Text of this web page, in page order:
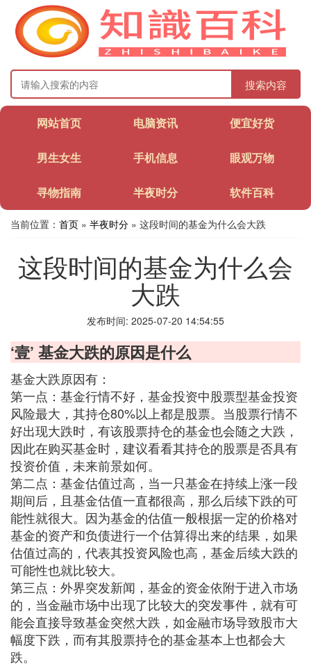
搜索内容
网站首页 电脑资讯 便宜好货
男生女生 手机信息 眼观万物
寻物指南 半夜时分 软件百科
当前位置： 首页 » 半夜时分 » 这段时间的基金为什么会大跌
这段时间的基金为什么会
大跌
发布时间: 2025-07-20 14:54:55
‘壹’ 基金大跌的原因是什么
基金大跌原因有：
第一点：基金行情不好，基金投资中股票型基金投资
风险最大，其持仓80%以上都是股票。当股票行情不
好出现大跌时，有该股票持仓的基金也会随之大跌，
因此在购买基金时，建议看看其持仓的股票是否具有
投资价值，未来前景如何。
第二点：基金估值过高，当一只基金在持续上涨一段
期间后，且基金估值一直都很高，那么后续下跌的可
能性就很大。因为基金的估值一般根据一定的价格对
基金的资产和负债进行一个估算得出来的结果，如果
估值过高的，代表其投资风险也高，基金后续大跌的
可能性也就比较大。
第三点：外界突发新闻，基金的资金依附于进入市场
的，当金融市场中出现了比较大的突发事件，就有可
能会直接导致基金突然大跌，如金融市场导致股市大
幅度下跌，而有其股票持仓的基金基本上也都会大
跌。